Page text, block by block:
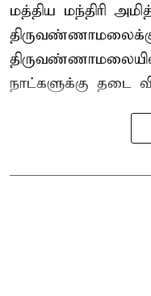
மத்திய மந்திரி
நாட்களுக்கு தடை